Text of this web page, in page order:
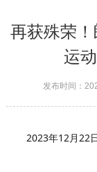
再获殊荣
运
发布时间：
2023年12月22